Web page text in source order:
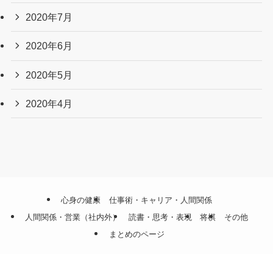
2020年7月
2020年6月
2020年5月
2020年4月
心身の健康
仕事術・キャリア・人間関係
人間関係・営業（社内外）
読書・思考・表現 将棋
その他
まとめのページ